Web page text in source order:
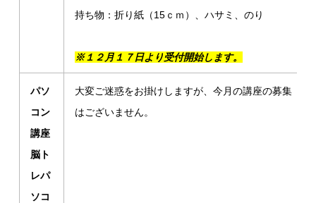
持ち物：折り紙（15ｃｍ）、ハサミ、のり
※１２月１７日より受付開始します。
パソ
コン
講座
脳ト
レパ
ソコ
大変ご迷惑をお掛けしますが、今月の講座の募集
はございません。